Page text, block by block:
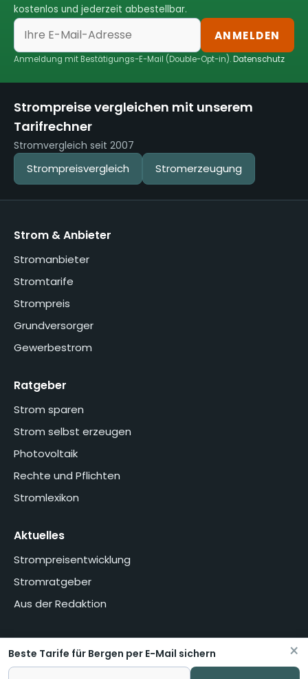
kostenlos und jederzeit abbestellbar.
ANMELDEN
Anmeldung mit Bestätigungs-E-Mail (Double-Opt-in).Datenschutz
Strompreise vergleichen mit unserem
Tarifrechner
Stromvergleich seit 2007
Strompreisvergleich Stromerzeugung
Strom & Anbieter
Stromanbieter
Stromtarife
Strompreis
Grundversorger
Gewerbestrom
Ratgeber
Strom sparen
Strom selbst erzeugen
Photovoltaik
Rechte und Pflichten
Stromlexikon
Aktuelles
Strompreisentwicklung
Stromratgeber
Aus der Redaktion
HomeÜber unsMethodikPresseDatenschutzerklärung
×
Beste Tarife für Bergen per E-Mail sichern